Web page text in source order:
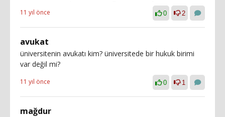
11 yıl önce 0 2
avukat
üniversitenin avukatı kim? üniversitede bir hukuk birimi
var değil mi?
11 yıl önce 0 1
mağdur